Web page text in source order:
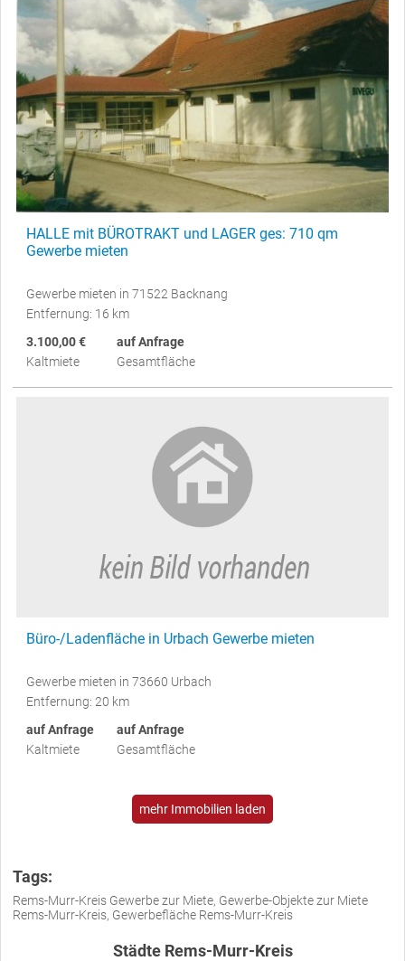
HALLE mit BÜROTRAKT und LAGER ges: 710 qm
Gewerbe mieten
Gewerbe mieten in 71522 Backnang
Entfernung: 16 km
3.100,00 €
Kaltmiete
auf Anfrage
Gesamtfläche
Büro-/Ladenfläche in Urbach Gewerbe mieten
Gewerbe mieten in 73660 Urbach
Entfernung: 20 km
auf Anfrage
Kaltmiete
auf Anfrage
Gesamtfläche
mehr Immobilien laden
Tags:
Rems-Murr-Kreis Gewerbe zur Miete, Gewerbe-Objekte zur Miete
Rems-Murr-Kreis, Gewerbefläche Rems-Murr-Kreis
Städte Rems-Murr-Kreis